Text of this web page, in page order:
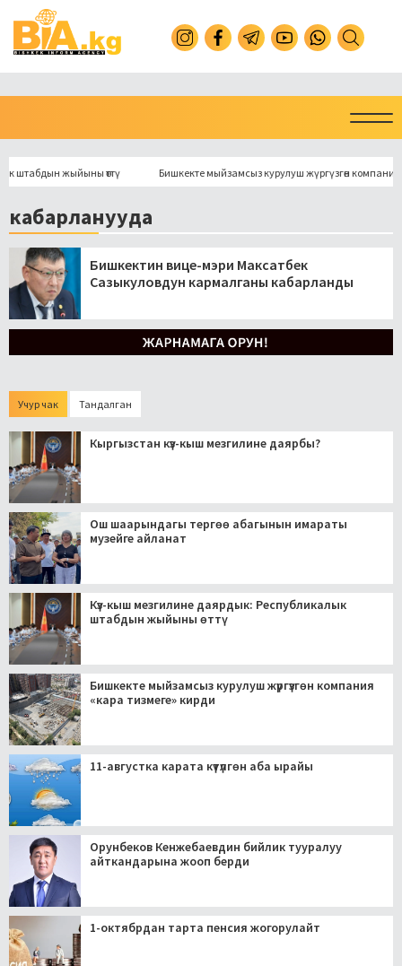
жыйыны өттү Бишкекте мыйзамсыз курулуш жүргүзгөн компания
кабарланууда
Бишкектин вице-мэри Максатбек
Сазыкуловдун кармалганы кабарланды
Учур чак Тандалган
Кыргызстан күз-кыш мезгилине даярбы?
Ош шаарындагы тергөө абагынын имараты
музейге айланат
Күз-кыш мезгилине даярдык: Республикалык
штабдын жыйыны өттү
Бишкекте мыйзамсыз курулуш жүргүзгөн компания
«кара тизмеге» кирди
11-августка карата күтүлгөн аба ырайы
Орунбеков Кенжебаевдин бийлик тууралуу
айткандарына жооп берди
1-октябрдан тарта пенсия жогорулайт